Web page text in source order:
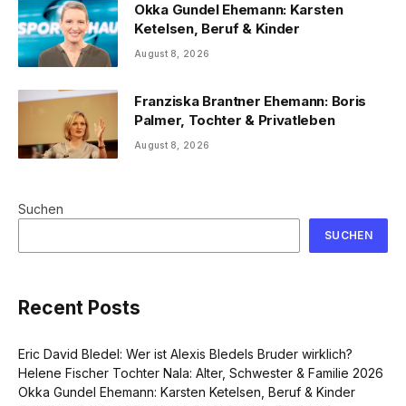
Okka Gundel Ehemann: Karsten
Ketelsen, Beruf & Kinder
August 8, 2026
Franziska Brantner Ehemann: Boris
Palmer, Tochter & Privatleben
August 8, 2026
Suchen
SUCHEN
Recent Posts
Eric David Bledel: Wer ist Alexis Bledels Bruder wirklich?
Helene Fischer Tochter Nala: Alter, Schwester & Familie 2026
Okka Gundel Ehemann: Karsten Ketelsen, Beruf & Kinder